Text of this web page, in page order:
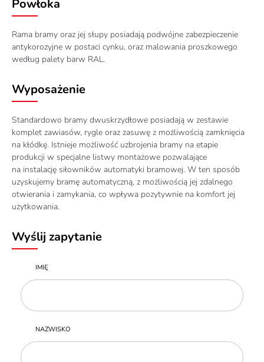
Powłoka
Rama bramy oraz jej słupy posiadają podwójne zabezpieczenie
antykorozyjne w postaci cynku, oraz malowania proszkowego
według palety barw RAL.
Wyposażenie
Standardowo bramy dwuskrzydłowe posiadają w zestawie
komplet zawiasów, rygle oraz zasuwę z możliwością zamknięcia
na kłódkę. Istnieje możliwość uzbrojenia bramy na etapie
produkcji w specjalne listwy montażowe pozwalające
na instalację siłowników automatyki bramowej. W ten sposób
uzyskujemy bramę automatyczną, z możliwością jej zdalnego
otwierania i zamykania, co wpływa pozytywnie na komfort jej
użytkowania.
Wyślij zapytanie
IMIĘ
NAZWISKO